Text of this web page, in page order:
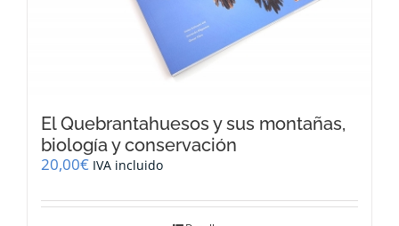
El Quebrantahuesos y sus montañas,
biología y conservación
20,00€ IVA incluido